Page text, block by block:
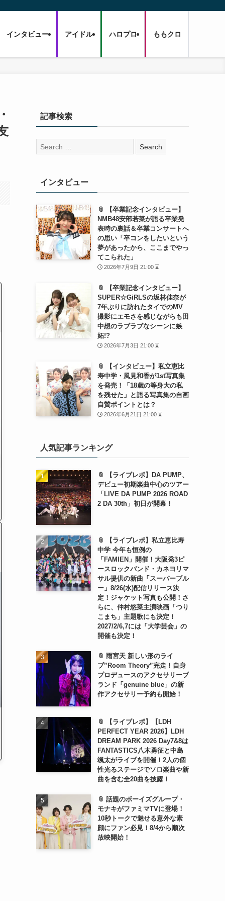
インタビュー アイドル ハロプロ ももクロ
記事検索
検
索:
インタビュー
📎 【卒業記念インタビュー】
NMB48安部若菜が語る卒業発
表時の裏話＆卒業コンサートへ
の思い「卒コンをしたいという
夢があったから、ここまでやっ
てこられた」
2026年7月9日 21:00 ⌛
📎 【卒業記念インタビュー】
SUPER☆GiRLSの坂林佳奈が
7年ぶりに訪れたタイでのMV
撮影にエモさを感じながらも田
中想のラブラブなシーンに嫉
妬!?
2026年7月3日 21:00 ⌛
📎 【インタビュー】私立恵比
寿中学・風見和香が1st写真集
を発売！「18歳の等身大の私
を残せた」と語る写真集の自画
自賛ポイントとは？
2026年6月21日 21:00 ⌛
人気記事ランキング
📎 【ライブレポ】DA PUMP、
デビュー初期楽曲中心のツアー
「LIVE DA PUMP 2026 ROAD
2 DA 30th」初日が開幕！
📎 【ライブレポ】私立恵比寿
中学 今年も恒例の
「FAMIEN」開催！大阪発3ピ
ースロックバンド・カネヨリマ
サル提供の新曲「スーパーブル
ー」8/26(水)配信リリース決
定！ジャケット写真も公開！さ
らに、仲村悠菜主演映画「つり
こまち」主題歌にも決定！
2027/2/6,7には「大学芸会」の
開催も決定！
📎 雨宮天 新しい形のライ
ブ”Room Theory”完走！自身
プロデュースのアクセサリーブ
ランド「genuine blue」の新
作アクセサリー予約も開始！
📎 【ライブレポ】【LDH
PERFECT YEAR 2026】LDH
DREAM PARK 2026 Day7&8は
FANTASTICS八木勇征と中島
颯太がライブを開催！2人の個
性光るステージでソロ楽曲や新
曲を含む全20曲を披露！
📎 話題のボーイズグループ・
モナキがファミマTVに登場！
10秒トークで魅せる意外な素
顔にファン必見！8/4から順次
放映開始！